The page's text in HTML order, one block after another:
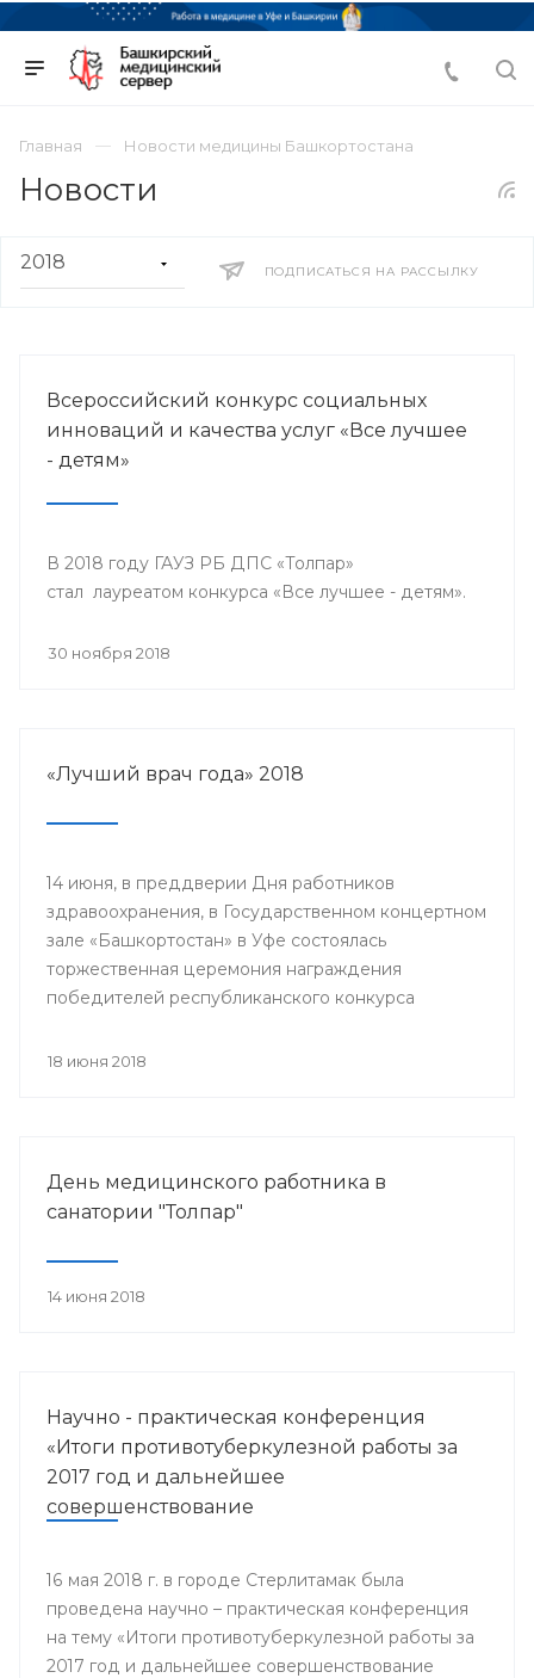
Главная Новости медицины Башкортостана
Новости
ПОДПИСАТЬСЯ НА РАССЫЛКУ
Всероссийский конкурс социальных
инноваций и качества услуг «Все лучшее
- детям»
В 2018 году ГАУЗ РБ ДПС «Толпар»
стал лауреатом конкурса «Все лучшее - детям».
30 ноября 2018
«Лучший врач года» 2018
14 июня, в преддверии Дня работников
здравоохранения, в Государственном концертном
зале «Башкортостан» в Уфе состоялась
торжественная церемония награждения
победителей республиканского конкурса
мероприятие, посвященное Дню медицинского
18 июня 2018
День медицинского работника в
санатории "Толпар"
14 июня 2018
Научно - практическая конференция
«Итоги противотуберкулезной работы за
2017 год и дальнейшее
совершенствование
16 мая 2018 г. в городе Стерлитамак была
проведена научно – практическая конференция
на тему «Итоги противотуберкулезной работы за
2017 год и дальнейшее совершенствование